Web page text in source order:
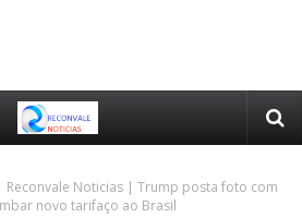
Reconvale Noticias | Trump posta foto com
novo tarifaço ao Brasil